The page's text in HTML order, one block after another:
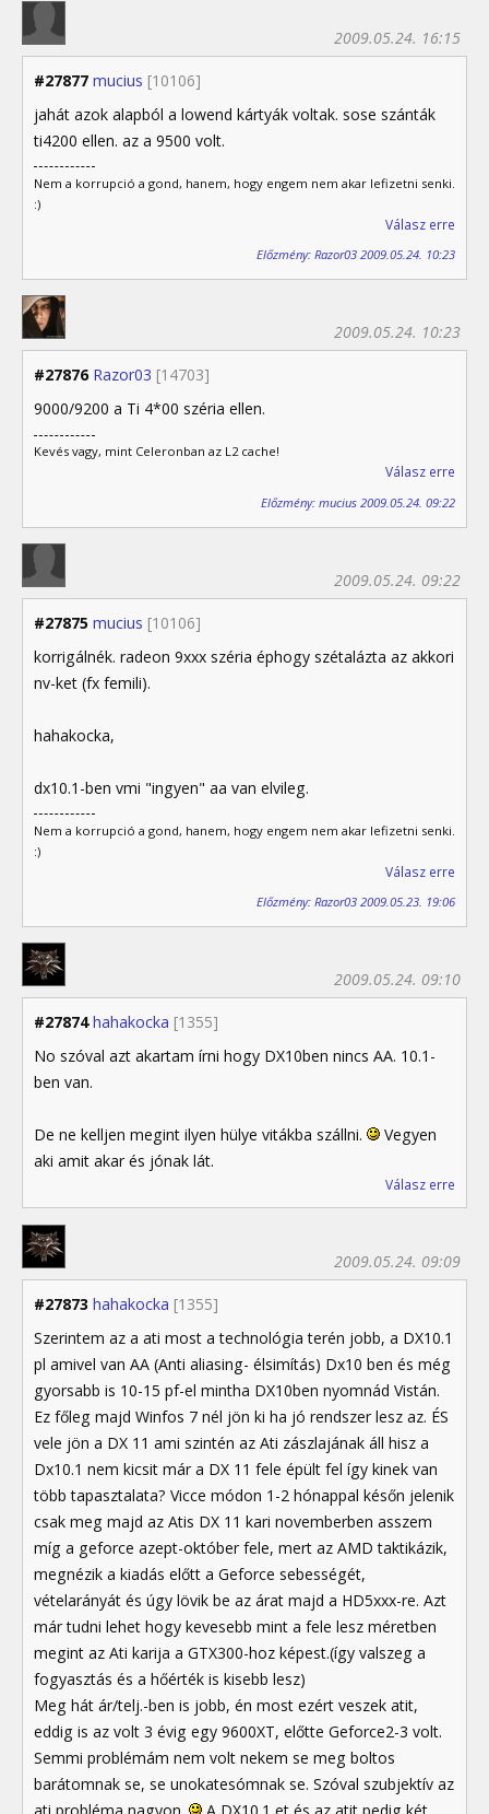
#27877 mucius [10106]
2009.05.24. 16:15
jahát azok alapból a lowend kártyák voltak. sose szánták
ti4200 ellen. az a 9500 volt.
Nem a korrupció a gond, hanem, hogy engem nem akar lefizetni senki.
:)
Válasz erre
Előzmény: Razor03 2009.05.24. 10:23
#27876 Razor03 [14703]
2009.05.24. 10:23
9000/9200 a Ti 4*00 széria ellen.
Kevés vagy, mint Celeronban az L2 cache!
Válasz erre
Előzmény: mucius 2009.05.24. 09:22
#27875 mucius [10106]
2009.05.24. 09:22
korrigálnék. radeon 9xxx széria éphogy szétalázta az akkori
nv-ket (fx femili).
hahakocka,
dx10.1-ben vmi "ingyen" aa van elvileg.
Nem a korrupció a gond, hanem, hogy engem nem akar lefizetni senki.
:)
Válasz erre
Előzmény: Razor03 2009.05.23. 19:06
#27874 hahakocka [1355]
2009.05.24. 09:10
No szóval azt akartam írni hogy DX10ben nincs AA. 10.1-
ben van.
De ne kelljen megint ilyen hülye vitákba szállni.
Vegyen
aki amit akar és jónak lát.
Válasz erre
#27873 hahakocka [1355]
2009.05.24. 09:09
Szerintem az a ati most a technológia terén jobb, a DX10.1
pl amivel van AA (Anti aliasing- élsimítás) Dx10 ben és még
gyorsabb is 10-15 pf-el mintha DX10ben nyomnád Vistán.
Ez főleg majd Winfos 7 nél jön ki ha jó rendszer lesz az. ÉS
vele jön a DX 11 ami szintén az Ati zászlajának áll hisz a
Dx10.1 nem kicsit már a DX 11 fele épült fel így kinek van
több tapasztalata? Vicce módon 1-2 hónappal későn jelenik
csak meg majd az Atis DX 11 kari novemberben asszem
míg a geforce azept-október fele, mert az AMD taktikázik,
megnézik a kiadás előtt a Geforce sebességét,
vételarányát és úgy lövik be az árat majd a HD5xxx-re. Azt
már tudni lehet hogy kevesebb mint a fele lesz méretben
megint az Ati karija a GTX300-hoz képest.(így valszeg a
fogyasztás és a hőérték is kisebb lesz)
Meg hát ár/telj.-ben is jobb, én most ezért veszek atit,
eddig is az volt 3 évig egy 9600XT, előtte Geforce2-3 volt.
Semmi problémám nem volt nekem se meg boltos
barátomnak se, se unokatesómnak se. Szóval szubjektív az
ati probléma nagyon.
A DX10.1 et és az atit pedig két